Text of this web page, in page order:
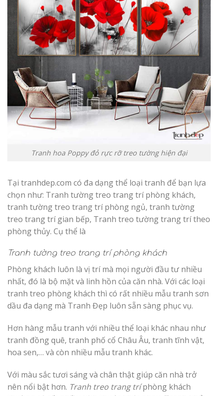
Tranh hoa Poppy đỏ rực rỡ treo tường hiện đại
Tại tranhdep.com có đa dạng thể loại tranh để bạn lựa
chọn như: Tranh tường treo trang trí phòng khách,
tranh tường treo trang trí phòng ngủ, tranh tường
treo trang trí gian bếp, Tranh treo tường trang trí theo
phòng thủy. Cụ thể là
Tranh tường treo trang trí phòng khách
Phòng khách luôn là vị trí mà mọi người đầu tư nhiều
nhất, đó là bộ mặt và linh hồn của căn nhà. Với các loại
tranh treo phòng khách thì có rất nhiều mẫu tranh sơn
dầu đa dạng mà Tranh Đẹp luôn sẵn sàng phục vụ.
Hơn hàng mẫu tranh với nhiều thể loại khác nhau như
tranh đồng quê, tranh phố cổ Châu Âu, tranh tĩnh vật,
hoa sen,… và còn nhiều mẫu tranh khác.
Với màu sắc tươi sáng và chân thật giúp căn nhà trở
nên nổi bật hơn. Tranh treo trang tríphòng khách